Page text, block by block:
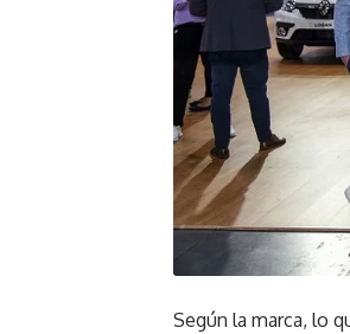
Según la marca, lo